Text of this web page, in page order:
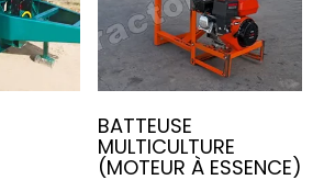
BATTEUSE
MULTICULTURE
(MOTEUR À ESSENCE)